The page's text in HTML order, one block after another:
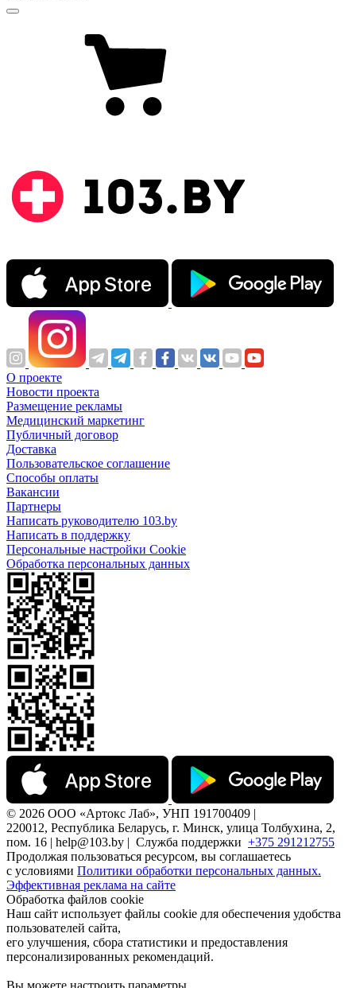
О проекте
Новости проекта
Размещение рекламы
Медицинский маркетинг
Публичный договор
Доставка
Пользовательское соглашение
Способы оплаты
Вакансии
Партнеры
Написать руководителю 103.by
Написать в поддержку
Персональные настройки Cookie
Обработка персональных данных
© 2026 ООО «Артокс Лаб», УНП 191700409 |
220012, Республика Беларусь, г. Минск, улица Толбухина, 2,
пом. 16 | help@103.by | Служба поддержки +375 291212755
Продолжая пользоваться ресурсом, вы соглашаетесь
с условиями Политики обработки персональных данных.
Эффективная реклама на сайте
Обработка файлов cookie
Наш сайт использует файлы cookie для обеспечения удобства
пользователей сайта,
его улучшения, сбора статистики и предоставления
персонализированных рекомендаций.
Вы можете настроить параметры